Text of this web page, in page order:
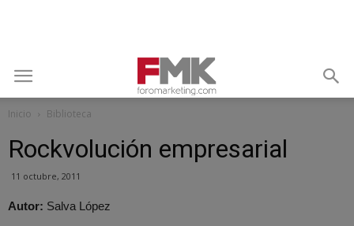
Inicio Biblioteca
Rockvolución empresarial
11 octubre, 2011
Autor: Salva López